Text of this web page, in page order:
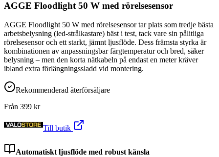
AGGE Floodlight 50 W med rörelsesensor
AGGE Floodlight 50 W med rörelsesensor tar plats som tredje bästa
arbetsbelysning (led-strålkastare) bäst i test, tack vare sin pålitliga
rörelsesensor och ett starkt, jämnt ljusflöde. Dess främsta styrka är
kombinationen av anpassningsbar färgtemperatur och bred, säker
belysning – men den korta nätkabeln på endast en meter kräver
ibland extra förlängningssladd vid montering.
Rekommenderad återförsäljare
Från 399 kr
Till butik
Automatiskt ljusflöde med robust känsla